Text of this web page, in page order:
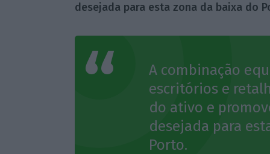
desejada para esta zona da baixa do
A combinação
escritórios e
do ativo e
desejada para
Porto.